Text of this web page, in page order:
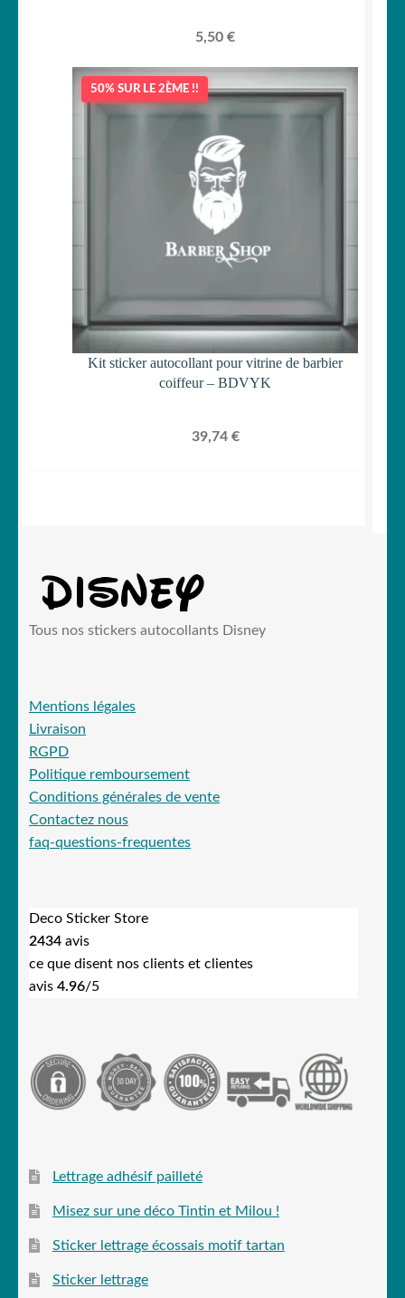
5,50 €
50% SUR LE 2ÈME !!
Kit sticker autocollant pour vitrine de barbier
coiffeur – BDVYK
39,74 €
Tous nos stickers autocollants Disney
Mentions légales
Livraison
RGPD
Politique remboursement
Conditions générales de vente
Contactez nous
faq-questions-frequentes
Deco Sticker Store
2434 avis
ce que disent nos clients et clientes
avis 4.96/5
Lettrage adhésif pailleté
Misez sur une déco Tintin et Milou !
Sticker lettrage écossais motif tartan
Sticker lettrage